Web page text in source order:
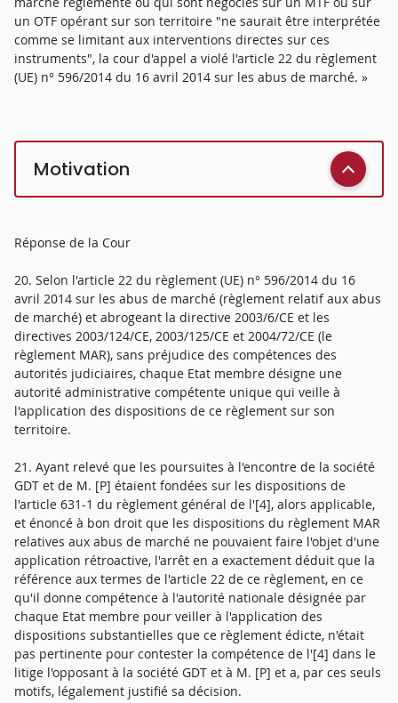
un OTF opérant sur son territoire "ne saurait être interprétée
comme se limitant aux interventions directes sur ces
instruments", la cour d'appel a violé l'article 22 du règlement
(UE) n° 596/2014 du 16 avril 2014 sur les abus de marché. »
Motivation
Réponse de la Cour
20. Selon l'article 22 du règlement (UE) n° 596/2014 du 16
avril 2014 sur les abus de marché (règlement relatif aux abus
de marché) et abrogeant la directive 2003/6/CE et les
directives 2003/124/CE, 2003/125/CE et 2004/72/CE (le
règlement MAR), sans préjudice des compétences des
autorités judiciaires, chaque Etat membre désigne une
autorité administrative compétente unique qui veille à
l'application des dispositions de ce règlement sur son
territoire.
21. Ayant relevé que les poursuites à l'encontre de la société
GDT et de M. [P] étaient fondées sur les dispositions de
l'article 631-1 du règlement général de l'[4], alors applicable,
et énoncé à bon droit que les dispositions du règlement MAR
relatives aux abus de marché ne pouvaient faire l'objet d'une
application rétroactive, l'arrêt en a exactement déduit que la
référence aux termes de l'article 22 de ce règlement, en ce
qu'il donne compétence à l'autorité nationale désignée par
chaque Etat membre pour veiller à l'application des
dispositions substantielles que ce règlement édicte, n'était
pas pertinente pour contester la compétence de l'[4] dans le
litige l'opposant à la société GDT et à M. [P] et a, par ces seuls
motifs, légalement justifié sa décision.